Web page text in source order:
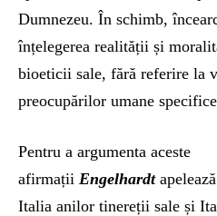
Dumnezeu. În schimb,
înțelegerea realității și
bioeticii sale, fără referire la
preocupărilor umane
Pentru a argumenta aceste
afirmații Engelhardt
Italia anilor tinereții sale și